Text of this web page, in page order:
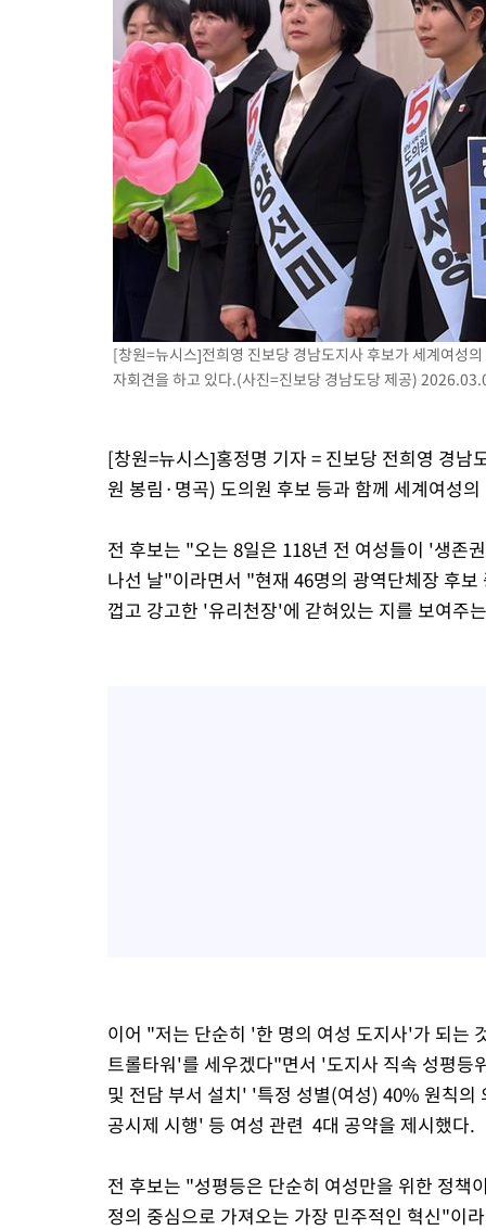
[속보]'AT마드리드 7번' 이강인, 맨시티 상대로 비공식 데뷔전
네타냐후, 트럼프의 가자 평화 2차 15개조 평화안 '거부'
이강인 ATM 입단식에 '상암벌 들썩'…"세계적인 선수 되길"
태풍 돌핀, 중 저장성 타이저우시 해안에 상륙 (1보)
AT마드리드 데뷔 앞둔 이강인, 맨시티전 선발 대신 '벤치 시작'
[속보]與 강원·TK 당원투표 합산 김민석 48.54%로 승리…정
與 강원·TK 당원투표 합산 김민석 46.01%로 승리…정청래
[속보]與전대 권리당원투표…강원·경북 김민석, 대구 정청래
[속보]與 당대표 경선, 경북 권리당원 투표 김민석 47.37%·정
[속보]與 당대표 경선, 대구 권리당원 투표 정청래 47.82%·김
[속보]與 당대표 경선, 강원 권리당원 투표 김민석 승리
"일본축구협회, 대한축구협회 성 접대 의혹 심판 조사"
[속보]장은수, KLPGA 제주삼다수 역전 우승…데뷔 10년 차에
'2경기 연속 침묵' 손흥민, 톨루카전 68분만 뛰고 슈팅 0개
이강인, 오늘 서울서 AT마드리드 입단식…'전례 없는 특급대우'
[창원=뉴시스]전희영 진보당 경남도지사 후보가 세계여성
자회견을 하고 있다.(사진=진보당 경남도당 제공)
[창원=뉴시스]홍정명 기자 = 진보당 전희영 경
원 봉림·명곡) 도의원 후보 등과 함께 세계여성
전 후보는 "오는 8일은 118년 전 여성들이 '생존
나선 날"이라면서 "현재 46명의 광역단체장 후
껍고 강고한 '유리천장'에 갇혀있는 지를 보여주
이어 "저는 단순히 '한 명의 여성 도지사'가 되는
트롤타워'를 세우겠다"면서 '도지사 직속 성평등
및 전담 부서 설치' '특정 성별(여성) 40% 원칙
공시제 시행' 등 여성 관련 4대 공약을 제시했다.
전 후보는 "성평등은 단순히 여성만을 위한 정책
정의 중심으로 가져오는 가장 민주적인 혁신"이